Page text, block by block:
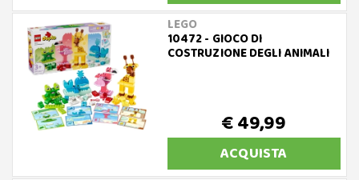
LEGO
10472 - GIOCO DI
COSTRUZIONE DEGLI ANIMALI
€ 49,99
ACQUISTA